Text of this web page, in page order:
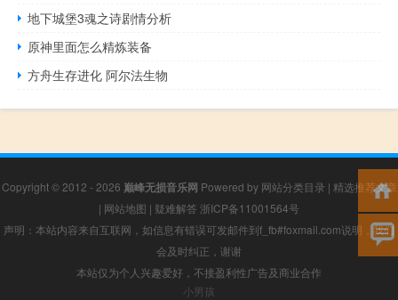
地下城堡3魂之诗剧情分析
原神里面怎么精炼装备
方舟生存进化 阿尔法生物
Copyright © 2012 - 2026 巅峰无损音乐网 Powered by 网站分类目录 | 精选推荐文章
| 网站地图 | 疑难解答 浙ICP备11001564号
声明：本站内容来自互联网，如信息有错误可发邮件到f_fb#foxmail.com说明，我们
会及时纠正，谢谢
本站仅为个人兴趣爱好，不接盈利性广告及商业合作
小男孩